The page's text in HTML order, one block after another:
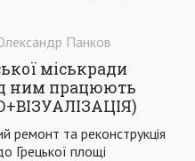
Панков
міськради
ним працюють
ремонт та реконструкція
Грецької площі